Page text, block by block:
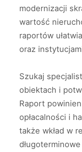
modernizacji
wartość
raportów
oraz
Szukaj
obiektach i
Raport
opłacalności i
także wkład w